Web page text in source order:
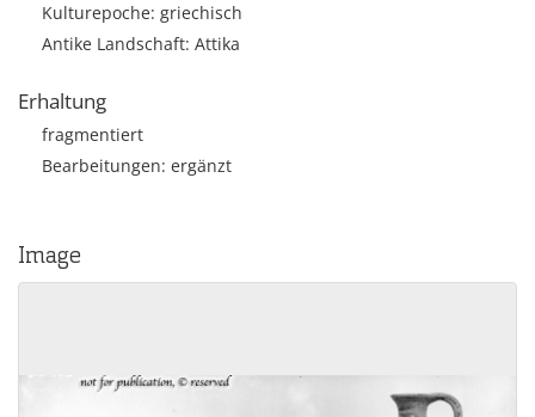
Kulturepoche: griechisch
Antike Landschaft: Attika
Erhaltung
fragmentiert
Bearbeitungen: ergänzt
Image